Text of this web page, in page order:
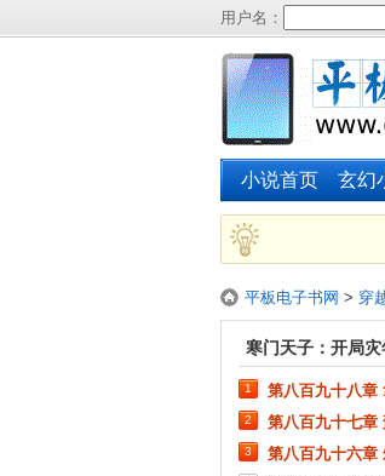
用户名：
小说首页 玄幻
平板电子书网 > 穿
寒门天子：开局
造反在
第八百九十八章
1
第八百九十七章
2
第八百九十六章
3